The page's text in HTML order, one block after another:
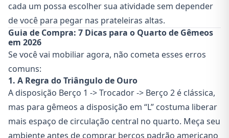
cada um possa escolher sua atividade sem depender
de você para pegar nas prateleiras altas.
Guia de Compra: 7 Dicas para o Quarto de Gêmeos
em 2026
Se você vai mobiliar agora, não cometa esses erros
comuns:
1. A Regra do Triângulo de Ouro
A disposição Berço 1 -> Trocador -> Berço 2 é clássica,
mas para gêmeos a disposição em “L” costuma liberar
mais espaço de circulação central no quarto. Meça seu
ambiente antes de comprar berços padrão americano